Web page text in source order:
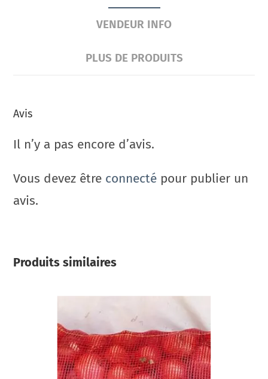
VENDEUR INFO
PLUS DE PRODUITS
Avis
Il n’y a pas encore d’avis.
Vous devez être connecté pour publier un
avis.
Produits similaires